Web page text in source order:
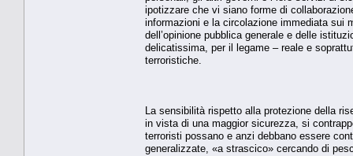
ipotizzare che vi siano forme di
informazioni e la circolazione immediata sui
dell’opinione pubblica generale e delle
delicatissima, per il legame – reale e
terroristiche.
La sensibilità rispetto alla protezione della
in vista di una maggior sicurezza, si
terroristi possano e anzi debbano essere
generalizzate, «a strascico» cercando di